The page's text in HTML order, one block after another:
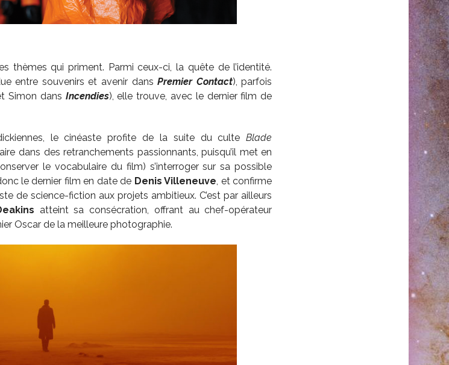
thèmes qui priment. Parmi ceux-ci, la quête de l’identité.
entre souvenirs et avenir dansPremier Contact), parfois
Simon dans Incendies), elle trouve, avec le dernier film de
le cinéaste profite de la suite du culteBlade
dans des retranchements passionnants, puisqu’il met en
le vocabulaire du film) s’interroger sur sa possible
le dernier film en date de Denis Villeneuve , et confirme
de science-fiction aux projets ambitieux. C’est par ailleurs
atteint sa consécration, offrant au chef-opérateur
Oscar de la meilleure photographie.